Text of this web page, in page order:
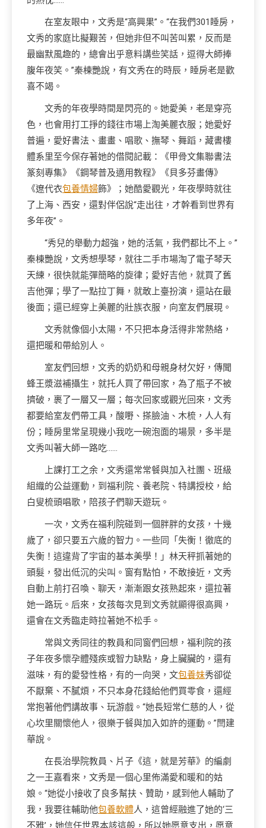
在室友眼中，文秀是“高興果”。“在我們301睡房，
文秀的家庭比擬艱苦，但她非但不叫苦叫累，反而是
最幽默風趣的，總會出乎意料講些笑話，逗得大師捧
腹年夜笑。”秦棟艷說，有文秀在的時辰，睡房老是歡
喜不竭。
文秀的年夜學時間是閃亮的。她愛美，老是穿亮
色，也會用打工掙的錢往市場上淘美麗衣服；她愛好
普遍，愛好書法、畫畫、唱歌、撫琴、舞蹈，藏書樓
體系里至今保存著她的借閱記載：《甲骨文集聯書法
篆刻專集》《鋼琴普及適用教程》《貝多芬畫傳》
《遼代衣包養情婦飾》；她酷愛觀光，年夜學時就往
了上海、西安，還對伴侶說“走出往，才幹看到世界有
多年夜”。
“秀兒的舉動力超強，她的活氣，我們都比不上。”
秦棟艷說，文秀想學琴，就往二手市場淘了電子琴天
天練，很快就能彈簡略的旋律；愛好吉他，就買了舊
吉他彈；學了一點拉丁舞，就敢上臺扮演，還站在最
後面；還已經穿上美麗的壯族衣服，向室友們展現。
文秀就像個小太陽，不只把本身活得非常熱絡，
還把暖和帶給別人。
室友們回想，文秀的奶奶和母親身材欠好，傳聞
蜂王漿滋補攝生，就托人買了帶回家，為了瓶子不被
擠破，裹了一層又一層；每次回家或觀光回來，文秀
都要給室友們帶工具，酸嘢、搽臉油、木梳，人人有
份；睡房里常呈現幾小我吃一碗泡面的場景，多半是
文秀叫著大師一路吃……
上課打工之余，文秀還常常餐與加入社團、班級
組織的公益運動，到福利院、養老院、特講授校，給
白叟梳頭唱歌，陪孩子們聊天遊玩。
一次，文秀在福利院碰到一個胖胖的女孩，十幾
歲了，卻只要五六歲的智力。一些同「失衡！徹底的
失衡！這違背了宇宙的基本美學！」林天秤抓著她的
頭髮，發出低沉的尖叫。窗有點怕，不敢接近，文秀
自動上前打召喚、聊天，漸漸跟女孩熟起來，還拉著
她一路玩。后來，女孩每次見到文秀就顯得很高興，
還會在文秀臨走時拉著她不松手。
常與文秀同往的教員和同窗們回想，福利院的孩
子年夜多懷孕體殘疾或智力缺點，身上臟臟的，還有
滋味，有的愛發性格，有的一向哭，文包養妹秀卻從
不厭棄、不膩煩，不只本身花錢給他們買零食，還經
常抱著他們講故事、玩游戲。“她長短常仁慈的人，從
心坎里關懷他人，很樂于餐與加入如許的運動。”閆建
華說。
在長治學院教員、片子《這，就是芳華》的編劇
之一王嘉看來，文秀是一個心里佈滿愛和暖和的姑
娘。“她從小接收了良多幫扶、贊助，感到他人輔助了
我，我要往輔助他包養軟體人，這曾經融進了她的‘三
不雅’，她信任世界本該這般，所以她愿意支出，愿意